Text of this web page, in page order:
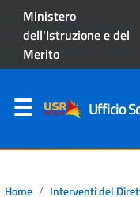
Ministero
dell'Istruzione e del
Merito
Ufficio
Home Interventi del